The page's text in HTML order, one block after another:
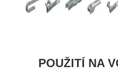
POUŽITÍ NA